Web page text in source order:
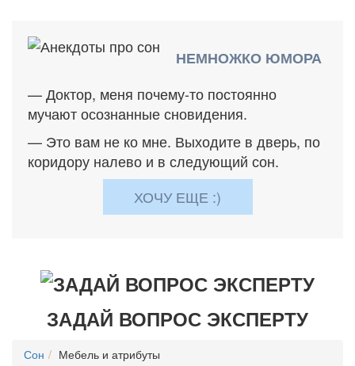
НЕМНОЖКО ЮМОРА
— Доктор, меня почему-то постоянно
мучают осознанные сновидения.
— Это вам не ко мне. Выходите в дверь, по
коридору налево и в следующий сон.
ХОЧУ ЕЩЕ :)
ЗАДАЙ ВОПРОС ЭКСПЕРТУ
Сон Мебель и атрибуты